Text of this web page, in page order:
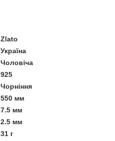
Zlato
Україна
Чоловіча
925
Чорніння
550 мм
7.5 мм
2.5 мм
31 г